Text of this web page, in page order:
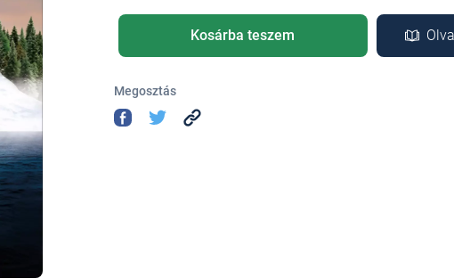
Kosárba teszem
Megosztás